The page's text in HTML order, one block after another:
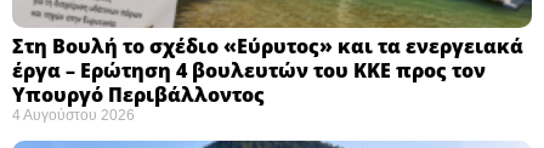
Στη Βουλή το σχέδιο «Εύρυτος» και τα ενεργειακά
έργα – Ερώτηση 4 βουλευτών του ΚΚΕ προς τον
Υπουργό Περιβάλλοντος
4 Αυγούστου 2026